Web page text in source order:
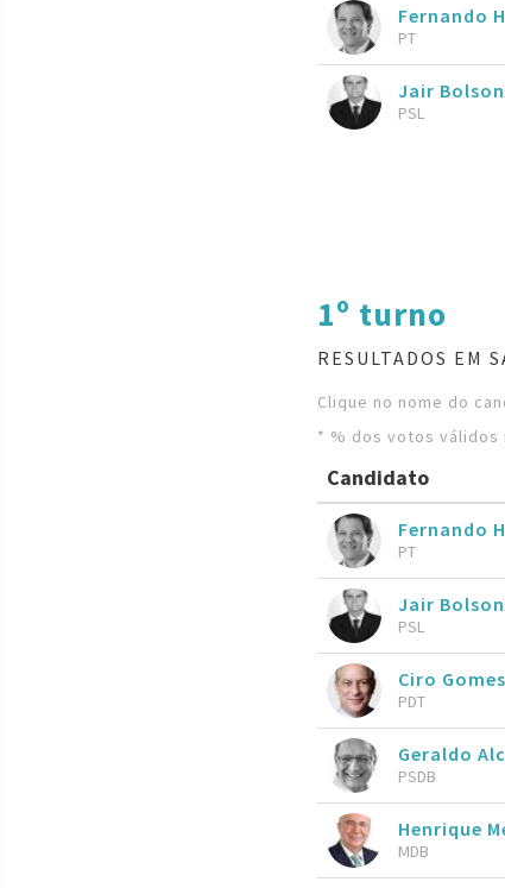
Fernando
PT
Jair
PSL
1º turno
RESULTADOS EM
Clique no nome do
* % dos votos válidos
Candidato
Fernando
PT
Jair
PSL
Ciro Gomes
PDT
Geraldo
PSDB
Henrique
MDB